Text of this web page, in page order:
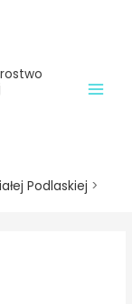
Podlaskiej >